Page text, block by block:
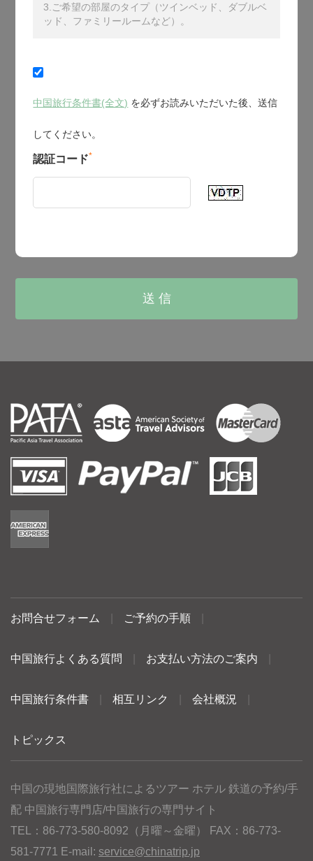
3.ご希望の部屋のタイプ（ツインベッド、ダブルベ
ッド、ファミリールームなど）。
中国旅行条件書(全文) を必ずお読みいただいた後、送信
してください。
認証コード*
お問合せフォーム ご予約の手順
中国旅行よくある質問 お支払い方法のご案内
中国旅行条件書 相互リンク 会社概況
トピックス
中国の現地国際旅行社によるツアー ホテル 鉄道の予約/手
配 中国旅行専門店/中国旅行の専門サイト
TEL：86-773-580-8092（月曜～金曜） FAX：86-773-
581-7771 E-mail: service@chinatrip.jp